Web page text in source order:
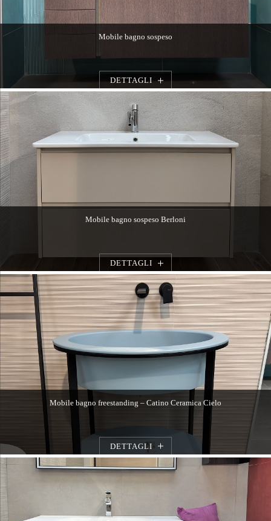
Mobile bagno sospeso
DETTAGLI
Mobile bagno sospeso Berloni
DETTAGLI
Mobile bagno freestanding – Catino Ceramica Cielo
DETTAGLI